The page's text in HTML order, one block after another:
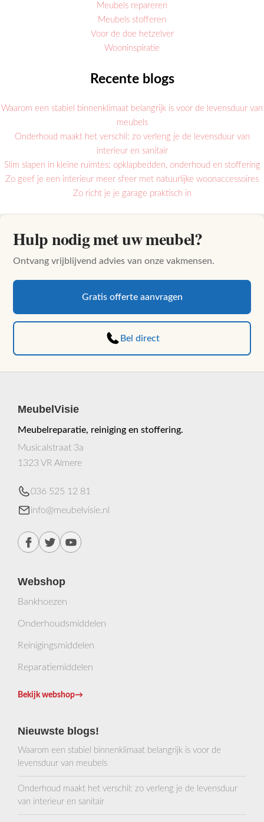
Meubels repareren
Meubels stofferen
Voor de doe hetzelver
Wooninspiratie
Recente blogs
Waarom een stabiel binnenklimaat belangrijk is voor de levensduur van
meubels
Onderhoud maakt het verschil: zo verleng je de levensduur van
interieur en sanitair
Slim slapen in kleine ruimtes: opklapbedden, onderhoud en stoffering
Zo geef je een interieur meer sfeer met natuurlijke woonaccessoires
Zo richt je je garage praktisch in
Hulp nodig met uw meubel?
Ontvang vrijblijvend advies van onze vakmensen.
Gratis offerte aanvragen
Bel direct
MeubelVisie
Meubelreparatie, reiniging en stoffering.
Musicalstraat 3a
1323 VR Almere
036 525 12 81
info@meubelvisie.nl
Webshop
Bankhoezen
Onderhoudsmiddelen
Reinigingsmiddelen
Reparatiemiddelen
Bekijk webshop→
Nieuwste blogs!
Waarom een stabiel binnenklimaat belangrijk is voor de
levensduur van meubels
Onderhoud maakt het verschil: zo verleng je de levensduur
van interieur en sanitair